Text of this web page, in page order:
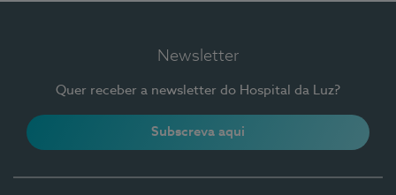
Newsletter
Quer receber a newsletter do Hospital da Luz?
Subscreva aqui